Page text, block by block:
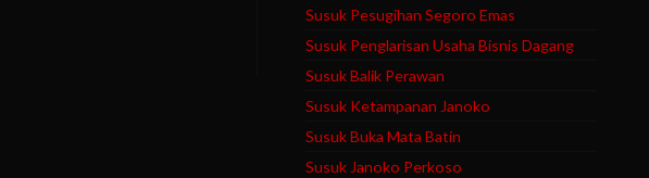
Susuk Pesugihan Segoro Emas
Susuk Penglarisan Usaha Bisnis Dagang
Susuk Balik Perawan
Susuk Ketampanan Janoko
Susuk Buka Mata Batin
Susuk Janoko Perkoso